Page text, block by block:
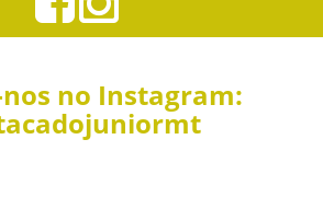
nos no Instagram: